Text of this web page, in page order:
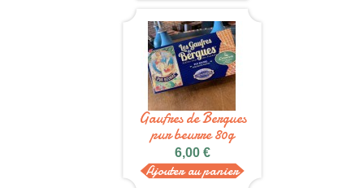
Gaufres de Bergues
pur beurre 80g
6,00 €
Ajouter au panier